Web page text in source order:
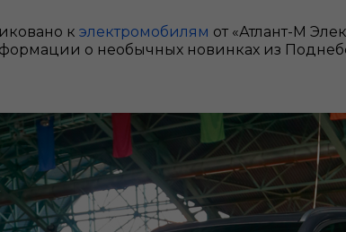
к электромобилям от «Атлант-М
о необычных новинках из